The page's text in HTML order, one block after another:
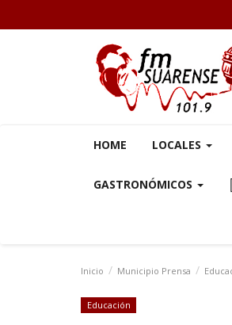
HOME LOCALES
GASTRONÓMICOS
Inicio Municipio Prensa
Educación